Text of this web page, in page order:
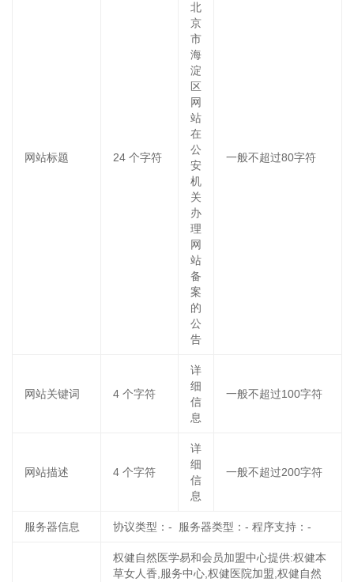
网站标题 24 个字符
北
京
市
海
淀
区
网
站
在
公
安
机
关
办
理
网
站
备
案
的
公
告
一般不超过80字符
网站关键词 4 个字符
详
细
信
息
一般不超过100字符
网站描述 4 个字符
详
细
信
息
一般不超过200字符
服务器信息 协议类型：- 服务器类型：- 程序支持：-
权健自然医学易和会员加盟中心提供:权健本
草女人香,服务中心,权健医院加盟,权健自然